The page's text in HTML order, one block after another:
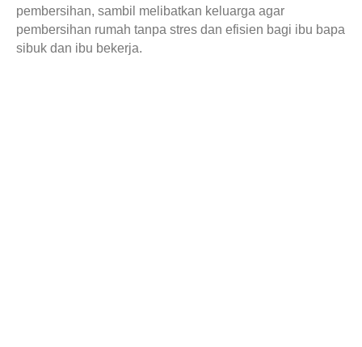
pembersihan, sambil melibatkan keluarga agar
pembersihan rumah tanpa stres dan efisien bagi ibu bapa
sibuk dan ibu bekerja.